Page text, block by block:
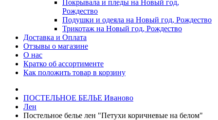
Покрывала и пледы на Новый год,
Рождество
Подушки и одеяла на Новый год, Рождество
Трикотаж на Новый год, Рождество
Доставка и Оплата
Отзывы о магазине
О нас
Кратко об ассортименте
Как положить товар в корзину
ПОСТЕЛЬНОE БЕЛЬE Иваново
Лен
Постельное белье лен "Петухи коричневые на белом"